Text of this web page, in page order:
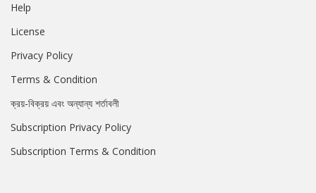
Help
License
Privacy Policy
Terms & Condition
ক্রয়-বিক্রয় এবং অন্যান্য শর্তাবলী
Subscription Privacy Policy
Subscription Terms & Condition